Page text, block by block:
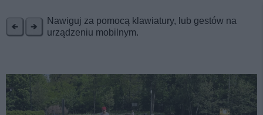
Nawiguj za pomocą klawiatury, lub gestów na
urządzeniu mobilnym.